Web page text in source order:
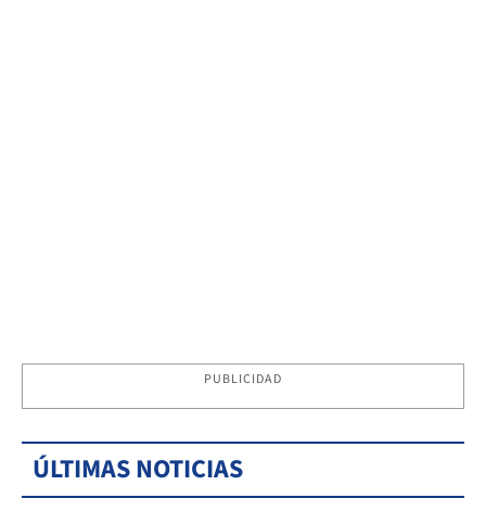
PUBLICIDAD
ÚLTIMAS NOTICIAS